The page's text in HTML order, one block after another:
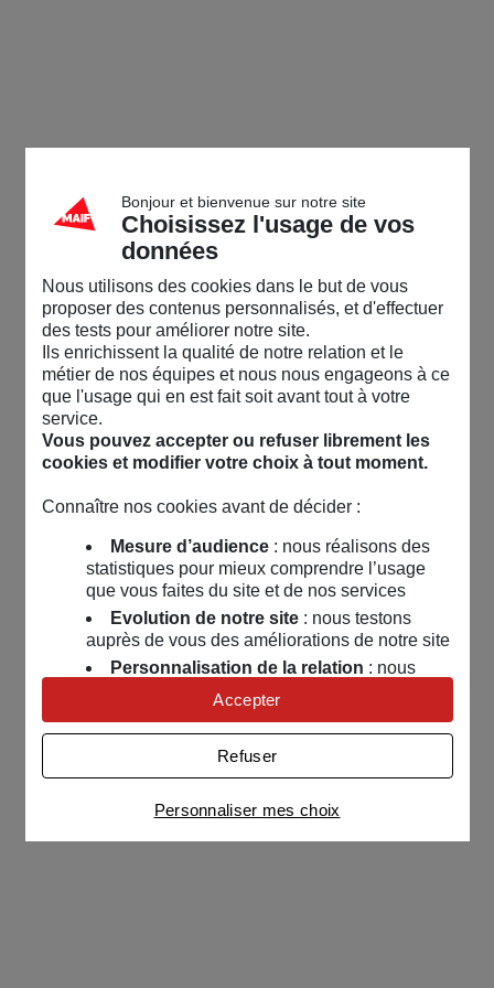
Bonjour et bienvenue sur notre site
Choisissez l'usage de vos
données
Nous utilisons des cookies dans le but de vous
proposer des contenus personnalisés, et d'effectuer
des tests pour améliorer notre site.
Ils enrichissent la qualité de notre relation et le
métier de nos équipes et nous nous engageons à ce
que l'usage qui en est fait soit avant tout à votre
service.
Vous pouvez accepter ou refuser librement les
cookies et modifier votre choix à tout moment.
Connaître nos cookies avant de décider :
Mesure d’audience: nous réalisons des
statistiques pour mieux comprendre l’usage
que vous faites du site et de nos services
Evolution de notre site: nous testons
auprès de vous des améliorations de notre site
Personnalisation de la relation : nous
nous servons de cookies pour adapter nos
contenus et personnaliser nos offres
Univers publicitaire: nous utilisons avec
nos partenaires des cookies pour afficher des
publicités personnalisées
Connaître notre politique cookies et la liste de nos
partenaires
Personnaliser mes choix
Refuser
Accepter